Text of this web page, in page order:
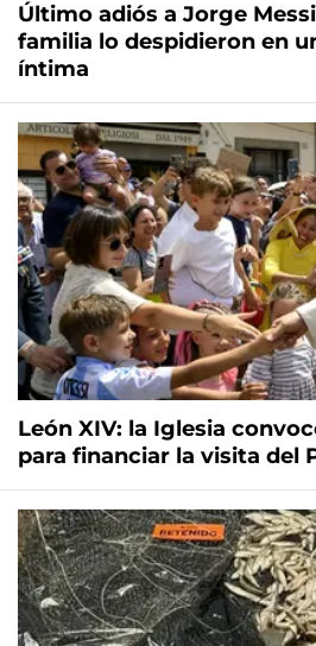
Último adiós a Jorge
familia lo despidieron en
íntima
León XIV: la Iglesia
para financiar la visita del